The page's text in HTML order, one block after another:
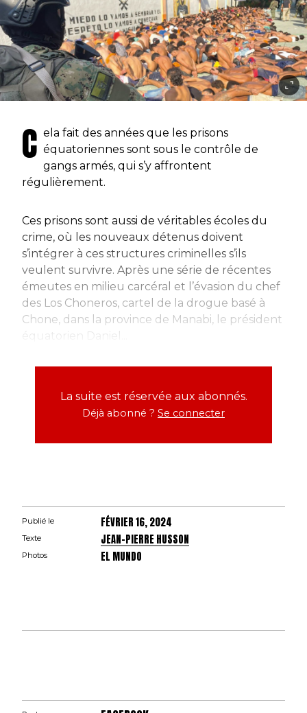
C ela fait des années que les prisons
équatoriennes sont sous le contrôle de
gangs armés, qui s’y affrontent
régulièrement.
Ces prisons sont aussi de véritables écoles du
crime, où les nouveaux détenus doivent
s’intégrer à ces structures criminelles s’ils
veulent survivre. Après une série de récentes
émeutes en milieu carcéral et l’évasion du chef
des Los Choneros, cartel de la drogue basé à
Chone, dans la province de Manabi, le président
équatorien Daniel...
La suite est réservée aux abonnés.
Déjà abonné ? Se connecter
Publié le FÉVRIER 16, 2024
Texte JEAN-PIERRE HUSSON
Photos EL MUNDO